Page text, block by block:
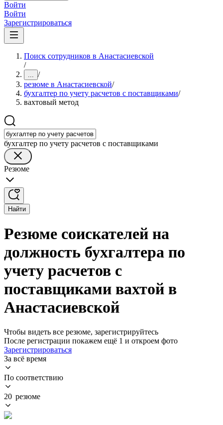
Войти
Войти
Зарегистрироваться
Поиск сотрудников в Анастасиевской
/
... /
резюме в Анастасиевской/
бухгалтер по учету расчетов с поставщиками/
вахтовый метод
бухгалтер по учету расчетов с поставщиками
Резюме
Найти
Резюме соискателей на
должность бухгалтера по
учету расчетов с
поставщиками вахтой в
Анастасиевской
Чтобы видеть все резюме, зарегистрируйтесь
После регистрации покажем ещё 1 и откроем фото
Зарегистрироваться
За всё время
По соответствию
20 резюме